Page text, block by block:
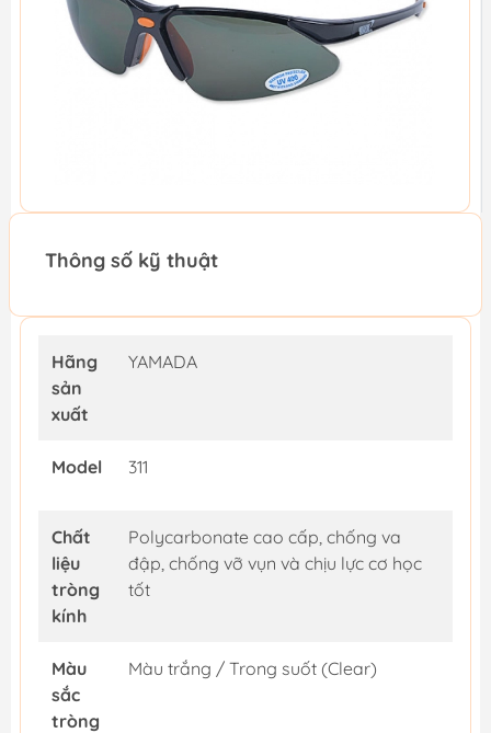
Thông số kỹ thuật
Hãng
sản
xuất
YAMADA
Model 311
Chất
liệu
tròng
kính
Polycarbonate cao cấp, chống va
đập, chống vỡ vụn và chịu lực cơ học
tốt
Màu
sắc
tròng
Màu trắng / Trong suốt (Clear)